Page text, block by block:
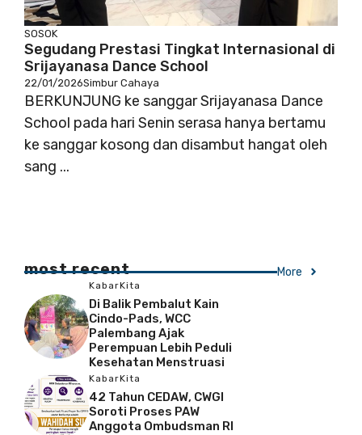
SOSOK
Segudang Prestasi Tingkat Internasional di
Srijayanasa Dance School
22/01/2026Simbur Cahaya
BERKUNJUNG ke sanggar Srijayanasa Dance
School pada hari Senin serasa hanya bertamu
ke sanggar kosong dan disambut hangat oleh
sang ...
most recent More
KabarKita
Di Balik Pembalut Kain
Cindo-Pads, WCC
Palembang Ajak
Perempuan Lebih Peduli
Kesehatan Menstruasi
KabarKita
42 Tahun CEDAW, CWGI
Soroti Proses PAW
Anggota Ombudsman RI